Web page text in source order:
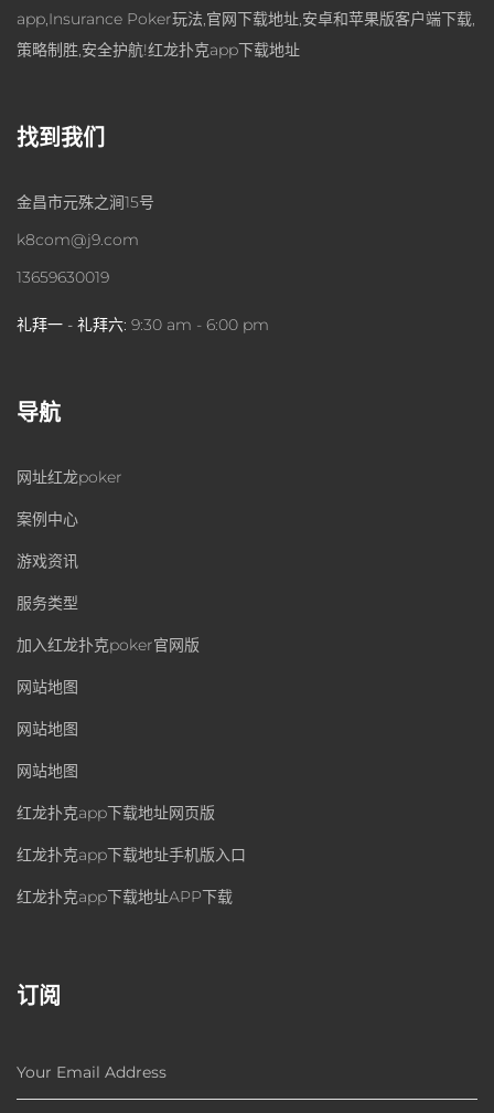
app,Insurance Poker玩法,官网下载地址,安卓和苹果版客户端下载,
策略制胜,安全护航!红龙扑克app下载地址
找到我们
金昌市元殊之涧15号
k8com@j9.com
13659630019
礼拜一 - 礼拜六: 9:30 am - 6:00 pm
导航
网址红龙poker
案例中心
游戏资讯
服务类型
加入红龙扑克poker官网版
网站地图
网站地图
网站地图
红龙扑克app下载地址网页版
红龙扑克app下载地址手机版入口
红龙扑克app下载地址APP下载
订阅
Your Email Address